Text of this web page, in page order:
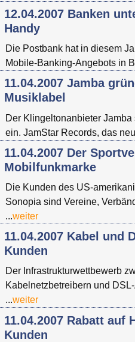
12.04.2007 Banken
Handy
Die Postbank hat in diesem
Mobile-Banking-Angebots in
11.04.2007 Jamba
Musiklabel
Der Klingeltonanbieter
ein. JamStar Records, das
11.04.2007 Der
Mobilfunkmarke
Die Kunden des US-
Sonopia sind Vereine,
...weiter
11.04.2007 Kabel und
Kunden
Der Infrastrukturwettbewerb
Kabelnetzbetreibern und
...weiter
11.04.2007 Rabatt auf
Kunden